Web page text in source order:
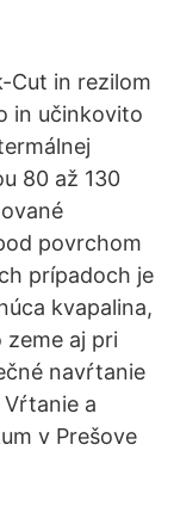
Cut in rezilom
in učinkovito
80 až 130
povrchom
prípadoch je
kvapalina,
aj pri
navŕtanie
a
v Prešove